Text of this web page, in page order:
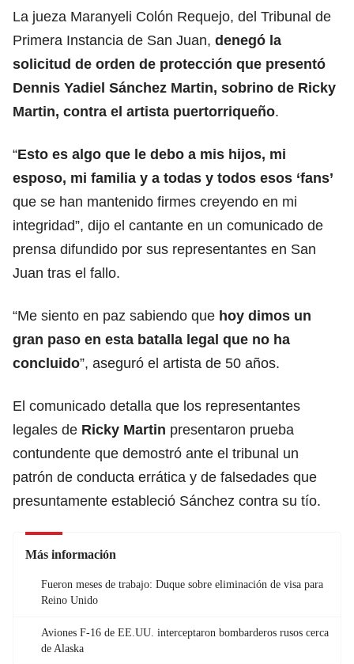
La jueza Maranyeli Colón Requejo, del Tribunal de
Primera Instancia de San Juan, denegó la
solicitud de orden de protección que presentó
Dennis Yadiel Sánchez Martin, sobrino de Ricky
Martin, contra el artista puertorriqueño.
“Esto es algo que le debo a mis hijos, mi
esposo, mi familia y a todas y todos esos ‘fans’
que se han mantenido firmes creyendo en mi
integridad”, dijo el cantante en un comunicado de
prensa difundido por sus representantes en San
Juan tras el fallo.
“Me siento en paz sabiendo que hoy dimos un
gran paso en esta batalla legal que no ha
concluido”, aseguró el artista de 50 años.
El comunicado detalla que los representantes
legales de Ricky Martin presentaron prueba
contundente que demostró ante el tribunal un
patrón de conducta errática y de falsedades que
presuntamente estableció Sánchez contra su tío.
Más información
Fueron meses de trabajo: Duque sobre eliminación de visa para
Reino Unido
Aviones F-16 de EE.UU. interceptaron bombarderos rusos cerca
de Alaska